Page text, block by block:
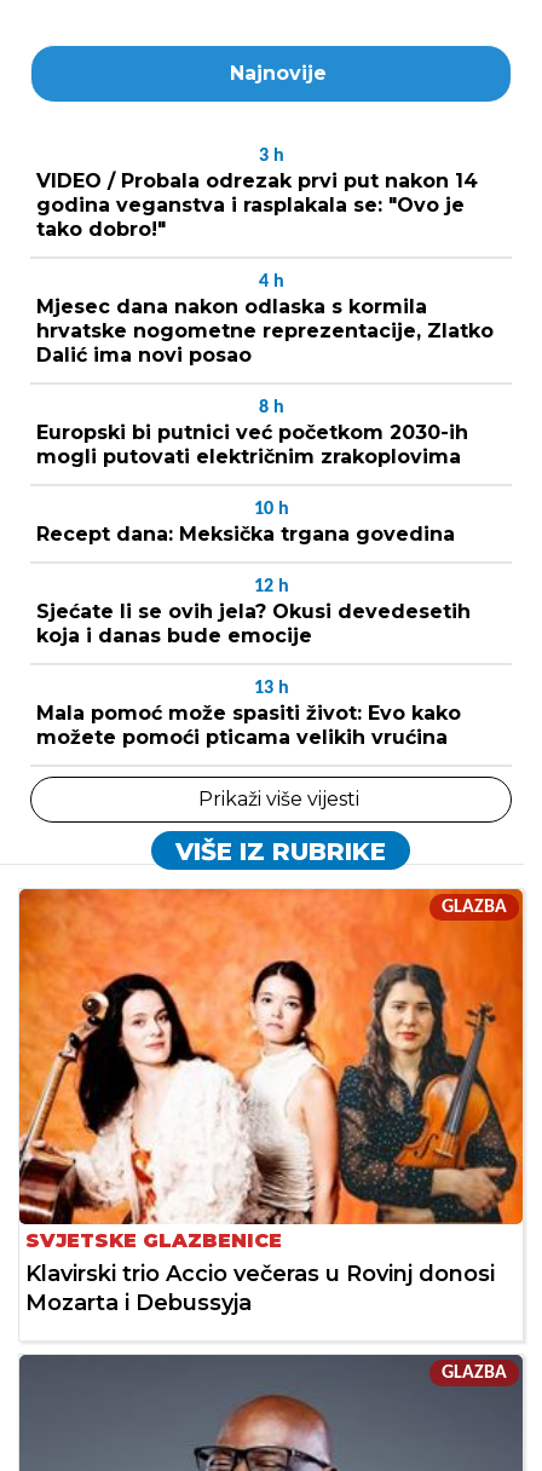
Najnovije
3 h
VIDEO / Probala odrezak prvi put nakon 14
godina veganstva i rasplakala se: "Ovo je
tako dobro!"
4 h
Mjesec dana nakon odlaska s kormila
hrvatske nogometne reprezentacije, Zlatko
Dalić ima novi posao
8 h
Europski bi putnici već početkom 2030-ih
mogli putovati električnim zrakoplovima
10 h
Recept dana: Meksička trgana govedina
12 h
Sjećate li se ovih jela? Okusi devedesetih
koja i danas bude emocije
13 h
Mala pomoć može spasiti život: Evo kako
možete pomoći pticama velikih vrućina
Prikaži više vijesti
VIŠE IZ RUBRIKE
GLAZBA
SVJETSKE GLAZBENICE
Klavirski trio Accio večeras u Rovinj donosi
Mozarta i Debussyja
GLAZBA